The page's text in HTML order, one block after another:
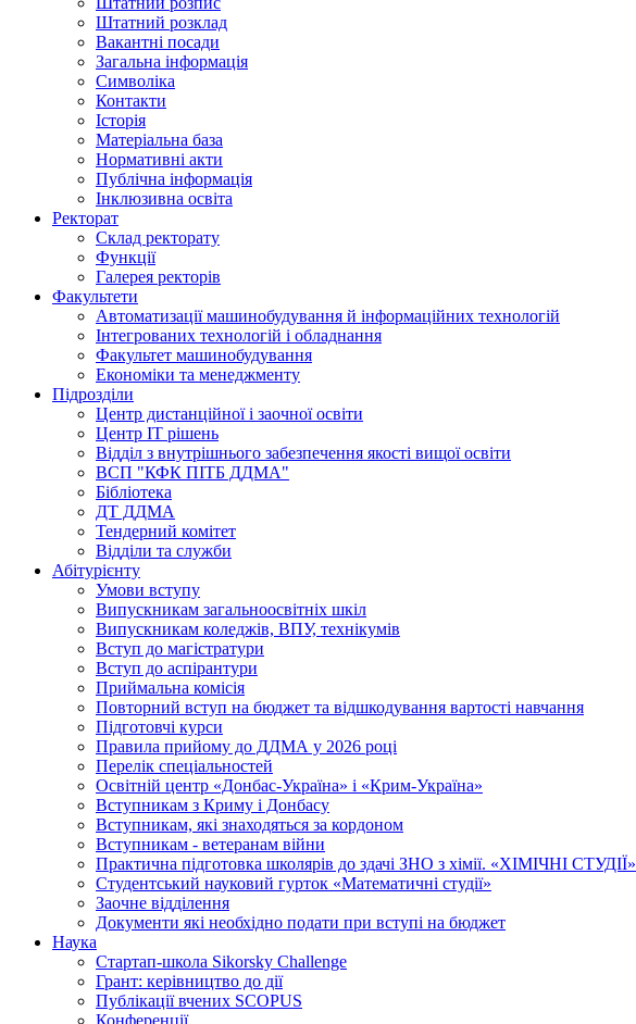
Штатний розклад
Вакантні посади
Загальна інформація
Символіка
Контакти
Історія
Матеріальна база
Нормативні акти
Публічна інформація
Інклюзивна освіта
Ректорат
Склад ректорату
Функції
Галерея ректорів
Факультети
Автоматизації машинобудування й інформаційних технологій
Інтегрованих технологій і обладнання
Факультет машинобудування
Економіки та менеджменту
Підрозділи
Центр дистанційної і заочної освіти
Центр ІТ рішень
Відділ з внутрішнього забезпечення якості вищої освіти
ВСП "КФК ПІТБ ДДМА"
Бібліотека
ДТ ДДМА
Тендерний комітет
Відділи та служби
Абітурієнту
Умови вступу
Випускникам загальноосвітніх шкіл
Випускникам коледжів, ВПУ, технікумів
Вступ до магістратури
Вступ до аспірантури
Приймальна комісія
Повторний вступ на бюджет та відшкодування вартості навчання
Підготовчі курси
Правила прийому до ДДМА у 2026 році
Перелік спеціальностей
Освітній центр «Донбас-Україна» і «Крим-Україна»
Вступникам з Криму і Донбасу
Вступникам, які знаходяться за кордоном
Вступникам - ветеранам війни
Практична підготовка школярів до здачі ЗНО з хімії. «ХІМІЧНІ СТУДІЇ»
Студентський науковий гурток «Математичні студії»
Заочне відділення
Документи які необхідно подати при вступі на бюджет
Наука
Стартап-школа Sikorsky Challenge
Грант: керівництво до дії
Публікації вчених SCOPUS
Конференції